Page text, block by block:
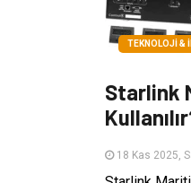
TEKNOLOJI &
Starlink
18 Kas 2025,